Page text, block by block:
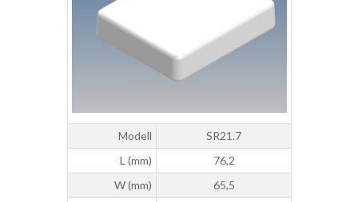
Modell
SR21.7
L (mm)
76,2
W (mm)
65,5